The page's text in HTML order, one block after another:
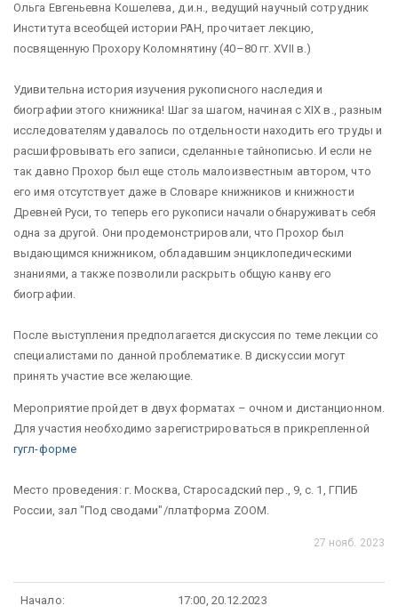
Ольга Евгеньевна Кошелева, д.и.н., ведущий научный сотрудник
Института всеобщей истории РАН, прочитает лекцию,
посвященную Прохору Коломнятину (40–80 гг. XVII в.)
Удивительна история изучения рукописного наследия и
биографии этого книжника! Шаг за шагом, начиная с XIX в., разным
исследователям удавалось по отдельности находить его труды и
расшифровывать его записи, сделанные тайнописью. И если не
так давно Прохор был еще столь малоизвестным автором, что
его имя отсутствует даже в Словаре книжников и книжности
Древней Руси, то теперь его рукописи начали обнаруживать себя
одна за другой. Они продемонстрировали, что Прохор был
выдающимся книжником, обладавшим энциклопедическими
знаниями, а также позволили раскрыть общую канву его
биографии.
После выступления предполагается дискуссия по теме лекции со
специалистами по данной проблематике. В дискуссии могут
принять участие все желающие.
Мероприятие пройдет в двух форматах – очном и дистанционном.
Для участия необходимо зарегистрироваться в прикрепленной
гугл-форме
Место проведения: г. Москва, Старосадский пер., 9, с. 1, ГПИБ
России, зал "Под сводами"/платформа ZOOM.
27 нояб. 2023
Начало: 17:00, 20.12.2023